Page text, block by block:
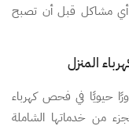
أي مشاكل قبل أن تصبح
المنزل
حيويًا في فحص كهرباء
من خدماتها الشاملة